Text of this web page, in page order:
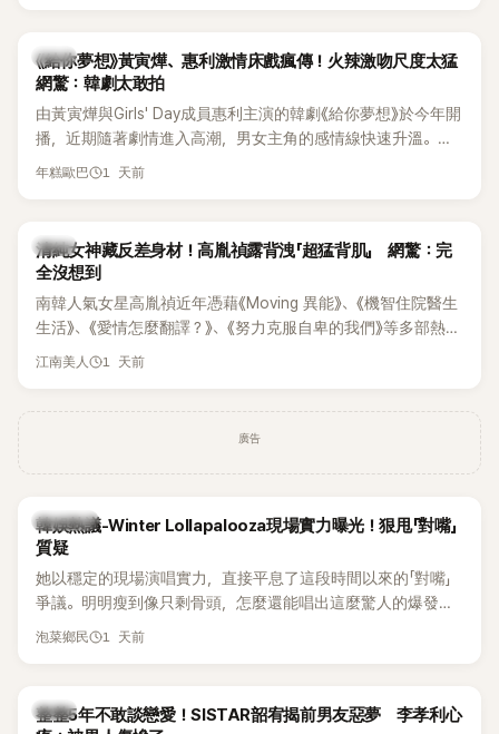
韓劇
《給你夢想》黃寅燁、惠利激情床戲瘋傳！火辣激吻尺度太猛
網驚：韓劇太敢拍
由黃寅燁與Girls' Day成員惠利主演的韓劇《給你夢想》於今年開
播，近期隨著劇情進入高潮，男女主角的感情線快速升溫。最
新播出的第8集不僅上演火辣吻戲，更接連出現床戲橋段，讓
年糕歐巴 1 天前
韓星
清純女神藏反差身材！高胤禎露背洩「超猛背肌」 網驚：完
全沒想到
南韓人氣女星高胤禎近年憑藉《Moving 異能》、《機智住院醫生
生活》、《愛情怎麼翻譯？》、《努力克服自卑的我們》等多部熱門
作品，躍升為韓劇新一代女神代表，不僅演技備受肯定，精緻
傻直呼：「原來她身材這麼猛！」
江南美人 1 天前
廣告
熱議討論
韓娛熱議-Winter Lollapalooza現場實力曝光！狠甩「對嘴」
質疑
她以穩定的現場演唱實力，直接平息了這段時間以來的「對嘴」
爭議。明明瘦到像只剩骨頭，怎麼還能唱出這麼驚人的爆發力
和音量？
泡菜鄉民 1 天前
韓星
整整5年不敢談戀愛！SISTAR韶宥揭前男友惡夢 李孝利心